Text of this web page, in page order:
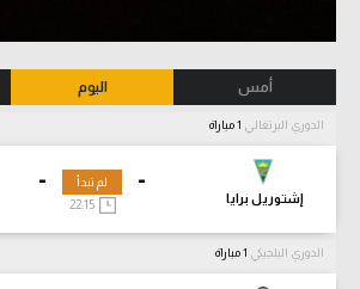
أمس اليوم
الدوري البرتغالي
-
إشتوريل برايا
- لم تبدأ
22:15
الدوري البلجيكي